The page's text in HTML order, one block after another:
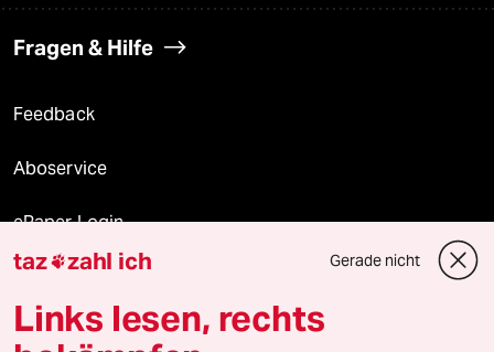
Fragen & Hilfe
Feedback
Aboservice
ePaper Login
Downloads für Abonnierende
taz zahl ich Gerade nicht
Links lesen, rechts